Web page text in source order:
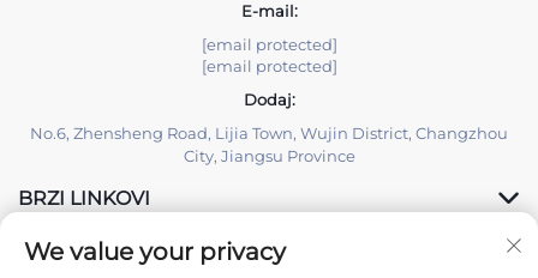
E-mail:
[email protected]
[email protected]
Dodaj:
No.6, Zhensheng Road, Lijia Town, Wujin District, Changzhou
City, Jiangsu Province
BRZI LINKOVI
PROIZVODI
We value your privacy